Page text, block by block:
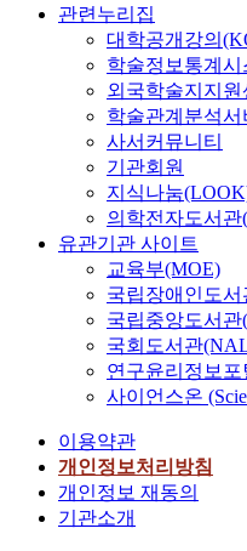
관련누리집
대학공개강의
학술정보통계시
외국학술지지원
학술관계분석
사서커뮤니티
기관회원
지식나눔
의학전자도서
유관기관 사이트
교육부(MOE)
국립장애인도
국립중앙도서
국회도서관
연구윤리정보포
사이언스온
이용약관
개인정보처리방침
개인정보 재동의
기관소개